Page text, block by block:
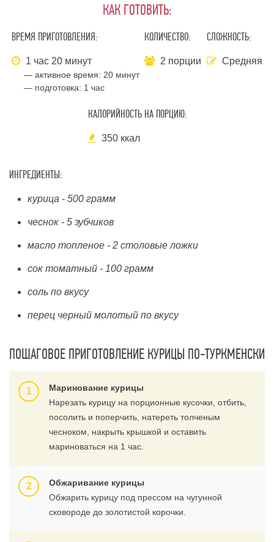
КАК ГОТОВИТЬ:
ВРЕМЯ ПРИГОТОВЛЕНИЯ:
1 час 20 минут
— активное время: 20 минут
— подготовка: 1 час
КОЛИЧЕСТВО:
2 порции
СЛОЖНОСТЬ:
Средняя
КАЛОРИЙНОСТЬ НА ПОРЦИЮ:
350 ккал
ИНГРЕДИЕНТЫ:
курица - 500 грамм
чеснок - 5 зубчиков
масло топленое - 2 столовые ложки
сок томатный - 100 грамм
соль по вкусу
перец черный молотый по вкусу
ПОШАГОВОЕ ПРИГОТОВЛЕНИЕ КУРИЦЫ ПО-ТУРКМЕНСКИ
Маринование курицы
Нарезать курицу на порционные кусочки, отбить,
посолить и поперчить, натереть толченым
чесноком, накрыть крышкой и оставить
мариноваться на 1 час.
Обжаривание курицы
Обжарить курицу под прессом на чугунной
сковороде до золотистой корочки.